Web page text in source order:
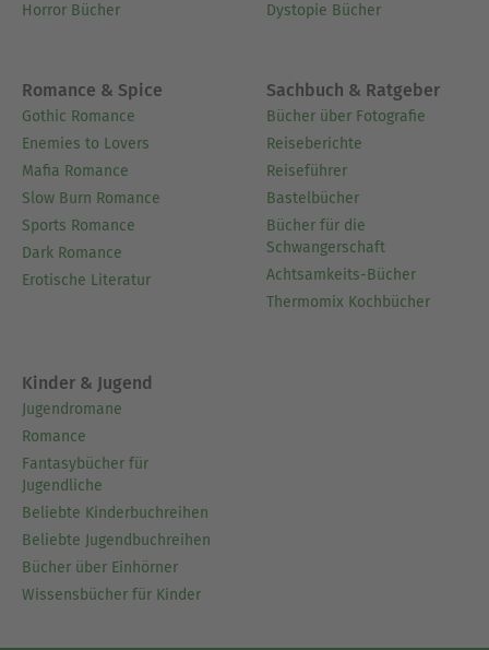
Horror Bücher
Dystopie Bücher
Romance & Spice
Gothic Romance
Enemies to Lovers
Mafia Romance
Slow Burn Romance
Sports Romance
Dark Romance
Erotische Literatur
Sachbuch & Ratgeber
Bücher über Fotografie
Reiseberichte
Reiseführer
Bastelbücher
Bücher für die
Schwangerschaft
Achtsamkeits-Bücher
Thermomix Kochbücher
Kinder & Jugend
Jugendromane
Romance
Fantasybücher für
Jugendliche
Beliebte Kinderbuchreihen
Beliebte Jugendbuchreihen
Bücher über Einhörner
Wissensbücher für Kinder